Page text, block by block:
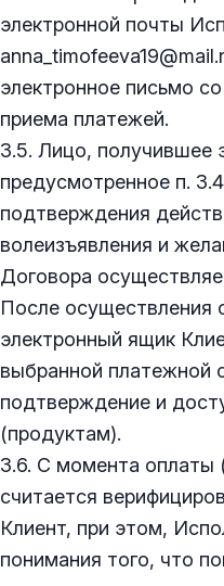
электронной почты
электронное письмо
приема платежей.
3.5. Лицо, получившее
предусмотренное п.
подтверждения
волеизъявления и
Договора
После осуществления
электронный ящик
выбранной платежной
подтверждение и
(продуктам).
3.6. С момента оплаты
считается
Клиент, при этом,
понимания того, что